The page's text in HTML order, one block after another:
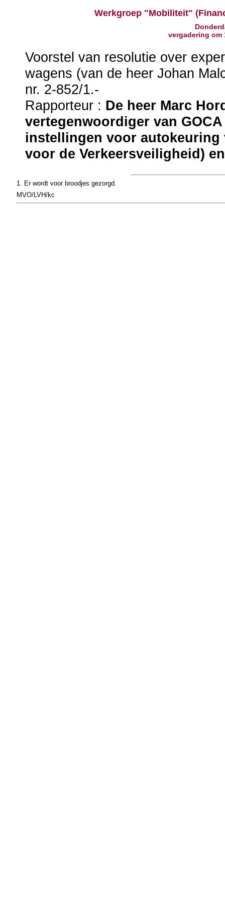
Werkgroep "Mobiliteit"
vergadering om
Voorstel van resolutie over
wagens (van de heer Johan
nr. 2-852/1.-
Rapporteur : De heer Marc
vertegenwoordiger van
instellingen voor autokeuring
voor de Verkeersveiligheid)
1. Er wordt voor broodjes gezorgd.
MVO/LVH/kc